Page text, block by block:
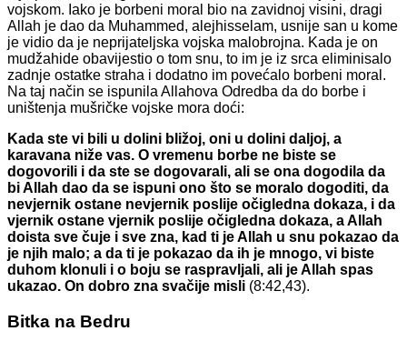
vojskom. Iako je borbeni moral bio na zavidnoj visini, dragi
Allah je dao da Muhammed, alejhisselam, usnije san u kome
je vidio da je neprijateljska vojska malobrojna. Kada je on
mudžahide obavijestio o tom snu, to im je iz srca eliminisalo
zadnje ostatke straha i dodatno im povećalo borbeni moral.
Na taj način se ispunila Allahova Odredba da do borbe i
uništenja mušričke vojske mora doći:
Kada ste vi bili u dolini bližoj, oni u dolini daljoj, a
karavana niže vas. O vremenu borbe ne biste se
dogovorili i da ste se dogovarali, ali se ona dogodila da
bi Allah dao da se ispuni ono što se moralo dogoditi, da
nevjernik ostane nevjernik poslije očigledna dokaza, i da
vjernik ostane vjernik poslije očigledna dokaza, a Allah
doista sve čuje i sve zna, kad ti je Allah u snu pokazao da
je njih malo; a da ti je pokazao da ih je mnogo, vi biste
duhom klonuli i o boju se raspravljali, ali je Allah spas
ukazao. On dobro zna svačije misli (8:42,43).
Bitka na Bedru